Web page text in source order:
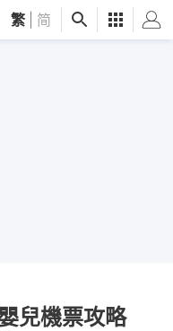
繁 简
嬰兒機票攻略